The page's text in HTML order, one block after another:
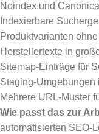
Noindex und
Indexierbare
Produktvarianten
Herstellertexte in
Sitemap-Einträge für
Staging-Umgebungen
Mehrere URL-Muster
Wie passt das zur
automatisierten SEO-